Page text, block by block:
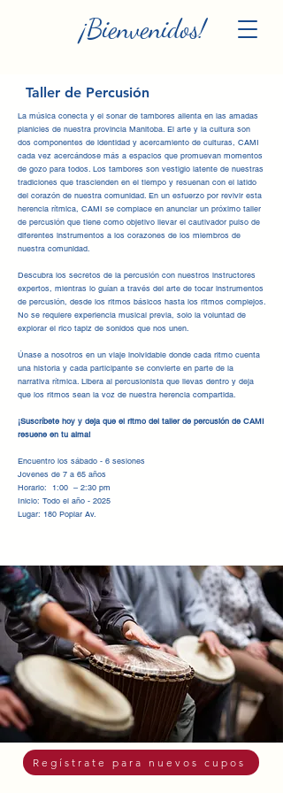
¡Bienvenidos!
Taller de Percusión
La música conecta y el sonar de tambores alienta en las amadas
planicies de nuestra provincia Manitoba. El arte y la cultura son
dos componentes de identidad y acercamiento de culturas, CAMI
cada vez acercándose más a espacios que promuevan momentos
de gozo para todos. Los tambores son vestigio latente de nuestras
tradiciones que trascienden en el tiempo y resuenan con el latido
del corazón de nuestra comunidad. En un esfuerzo por revivir esta
herencia rítmica, CAMI se complace en anunciar un próximo taller
de percusión que tiene como objetivo llevar el cautivador pulso de
diferentes instrumentos a los corazones de los miembros de
nuestra comunidad.
Descubra los secretos de la percusión con nuestros instructores
expertos, mientras lo guían a través del arte de tocar instrumentos
de percusión, desde los ritmos básicos hasta los ritmos complejos.
No se requiere experiencia musical previa, solo la voluntad de
explorar el rico tapiz de sonidos que nos unen.
Únase a nosotros en un viaje inolvidable donde cada ritmo cuenta
una historia y cada participante se convierte en parte de la
narrativa rítmica. Libera al percusionista que llevas dentro y deja
que los ritmos sean la voz de nuestra herencia compartida.
¡Suscríbete hoy y deja que el ritmo del taller de percusión de CAMI
resuene en tu alma!
Encuentro los sábado - 6 sesiones
Jovenes de 7 a 65 años
Horario: 1:00 – 2:30 pm
Inicio: Todo el año - 2025
Lugar: 180 Poplar Av.
Regístrate para nuevos cupos